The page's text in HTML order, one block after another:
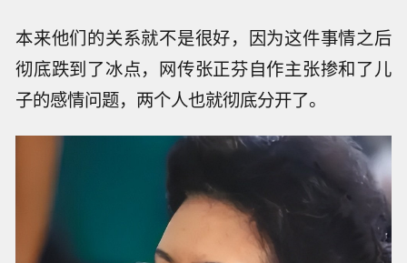
本来他们的关系就不是很好，因为这件事情之后
彻底跌到了冰点，网传张正芬自作主张掺和了儿
子的感情问题，两个人也就彻底分开了。